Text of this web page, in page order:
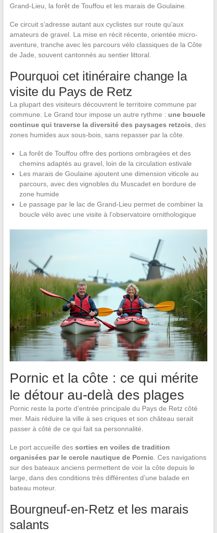
Grand-Lieu, la forêt de Touffou et les marais de Goulaine.
Ce circuit s’adresse autant aux cyclistes sur route qu’aux
amateurs de gravel. La mise en récit récente, orientée micro-
aventure, tranche avec les parcours vélo classiques de la Côte
de Jade, souvent cantonnés au sentier littoral.
Pourquoi cet itinéraire change la
visite du Pays de Retz
La plupart des visiteurs découvrent le territoire commune par
commune. Le Grand tour impose un autre rythme : une boucle
continue qui traverse la diversité des paysages retzois , des
zones humides aux sous-bois, sans repasser par la côte.
La forêt de Touffou offre des portions ombragées et des
chemins adaptés au gravel, loin de la circulation estivale
Les marais de Goulaine ajoutent une dimension viticole au
parcours, avec des vignobles du Muscadet en bordure de
zone humide
Le passage par le lac de Grand-Lieu permet de combiner la
boucle vélo avec une visite à l’observatoire ornithologique
Pornic et la côte : ce qui mérite
le détour au-delà des plages
Pornic reste la porte d’entrée principale du Pays de Retz côté
mer. Mais réduire la ville à ses criques et son château serait
passer à côté de ce qui fait sa personnalité.
Le port accueille des sorties en voiles de tradition
organisées par le cercle nautique de Pornic. Ces navigations
sur des bateaux anciens permettent de voir la côte depuis le
large, dans des conditions très différentes d’une balade en
bateau moteur.
Bourgneuf-en-Retz et les marais
salants